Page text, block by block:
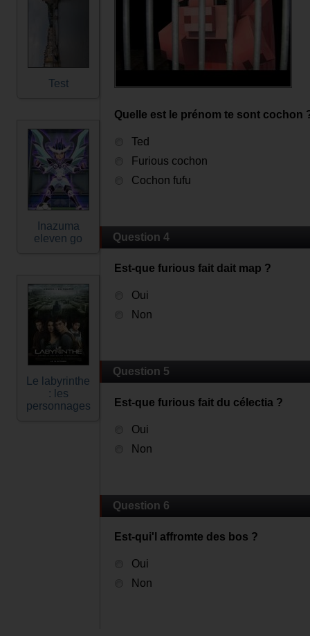
Test
Inazuma
eleven go
Le labyrinthe
: les
personnages
Quelle est le prénom te sont cochon
Ted
Furious cochon
Cochon fufu
Question 4
Est-que furious fait dait map ?
Oui
Non
Question 5
Est-que furious fait du célectia ?
Oui
Non
Question 6
Est-qui'l affromte des bos ?
Oui
Non